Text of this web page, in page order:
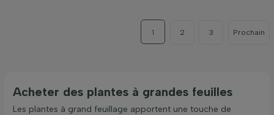
1 2 3 Prochain
Acheter des plantes à grandes feuilles
Les plantes à grand feuillage apportent une touche de